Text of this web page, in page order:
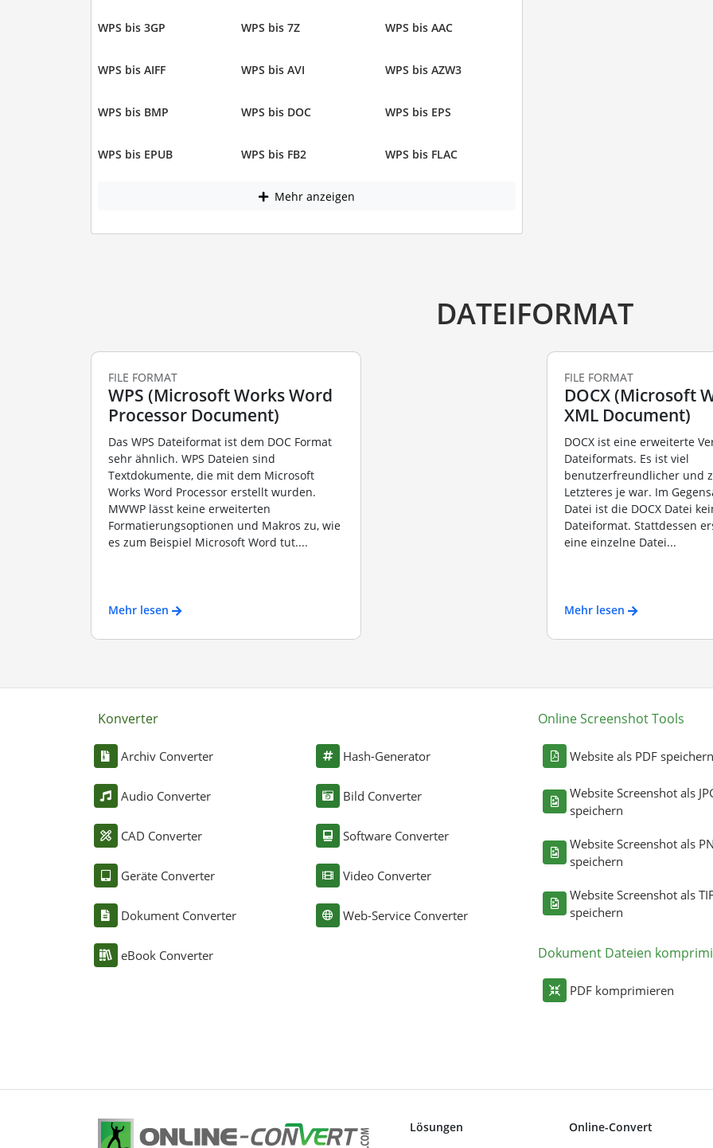
WPS bis 3GP WPS bis 7Z WPS bis AAC
WPS bis AIFF WPS bis AVI WPS bis AZW3
WPS bis BMP WPS bis DOC WPS bis EPS
WPS bis EPUB WPS bis FB2 WPS bis FLAC
Mehr anzeigen
DATEIFORMAT
FILE FORMAT
WPS (Microsoft Works Word
Processor Document)
Das WPS Dateiformat ist dem DOC Format
sehr ähnlich. WPS Dateien sind
Textdokumente, die mit dem Microsoft
Works Word Processor erstellt wurden.
MWWP lässt keine erweiterten
Formatierungsoptionen und Makros zu, wie
es zum Beispiel Microsoft Word tut....
Mehr lesen
FILE FORMAT
DOCX (Microsoft
XML Document)
DOCX ist eine erweiterte
Dateiformats. Es ist viel
benutzerfreundlicher und
Letzteres je war. Im
Datei ist die DOCX Datei
Dateiformat. Stattdessen
eine einzelne Datei...
Mehr lesen
Konverter
Archiv Converter
Audio Converter
CAD Converter
Geräte Converter
Dokument Converter
eBook Converter
Hash-Generator
Bild Converter
Software Converter
Video Converter
Web-Service Converter
Online Screenshot Tools
Website als PDF speichern
Website Screenshot als
speichern
Website Screenshot als
speichern
Website Screenshot als
speichern
Dokument Dateien
PDF komprimieren
Lösungen Online-Convert